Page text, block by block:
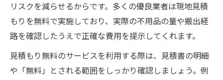
リスクを減らせるからです。多くの優良業者は現地見積
もりを無料で実施しており、実際の不用品の量や搬出経
路を確認したうえで正確な費用を提示してくれます。
見積もり無料のサービスを利用する際は、見積書の明細
や「無料」とされる範囲をしっかり確認しましょう。例